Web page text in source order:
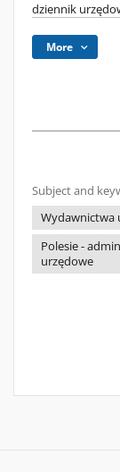
dziennik
More
Subject and
Wydawnictwa
Polesie -
urzędowe